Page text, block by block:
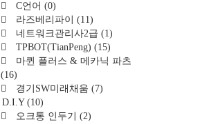
C언어 (0)
라즈베리파이 (11)
네트워크관리사2급 (1)
TPBOT(TianPeng) (15)
마퀸 플러스 & 메카닉 파츠
(16)
경기SW미래채움 (7)
D.I.Y (10)
오크통 인두기 (2)